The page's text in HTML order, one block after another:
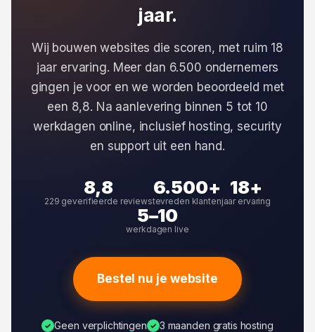
jaar.
Wij bouwen websites die scoren, met ruim 18
jaar ervaring. Meer dan 6.500 ondernemers
gingen je voor en we worden beoordeeld met
een 8,8. Na aanlevering binnen 5 tot 10
werkdagen online, inclusief hosting, security
en support uit een hand.
8,8
229 geverifieerde reviews
6.500+
tevreden klanten
18+
jaar ervaring
5–10
werkdagen live
Bestel nu je website
✓ Geen verplichtingen ✓ 3 maanden gratis hosting